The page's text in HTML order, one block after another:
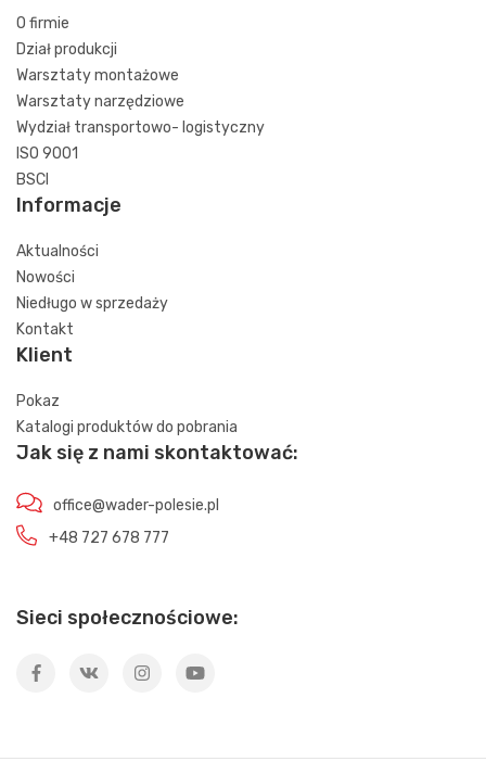
O firmie
Dział produkcji
Warsztaty montażowe
Warsztaty narzędziowe
Wydział transportowo- logistyczny
ISO 9001
BSCI
Informacje
Aktualności
Nowości
Niedługo w sprzedaży
Kontakt
Klient
Pokaz
Katalogi produktów do pobrania
Jak się z nami skontaktować:
office@wader-polesie.pl
+48 727 678 777
Sieci społecznościowe: